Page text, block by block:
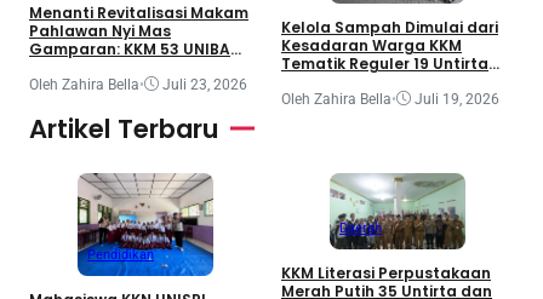
Menanti Revitalisasi Makam
Pahlawan Nyi Mas
Gamparan: KKM 53 UNIBA
Desa Tanjungsari yang
Oleh Zahira Bella• Juli 23, 2026
Kelola Sampah Dimulai dari
Kesadaran Warga KKM
Tematik Reguler 19 Untirta
Serang Dorong Pembentukan
Oleh Zahira Bella• Juli 19, 2026
Artikel Terbaru
Pendidikan
Daerah
KKM Literasi Perpustakaan
Merah Putih 35 Untirta dan